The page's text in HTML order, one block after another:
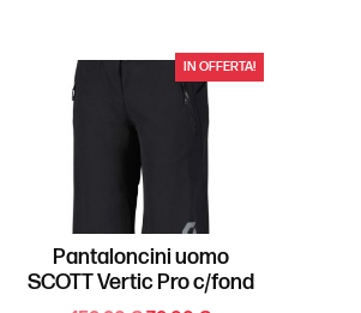
IN OFFERTA!
Pantaloncini uomo
SCOTT Vertic Pro c/fond